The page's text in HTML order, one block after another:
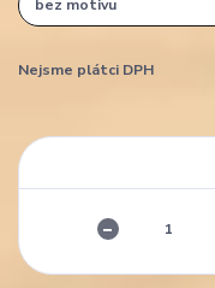
Nejsme plátci DPH